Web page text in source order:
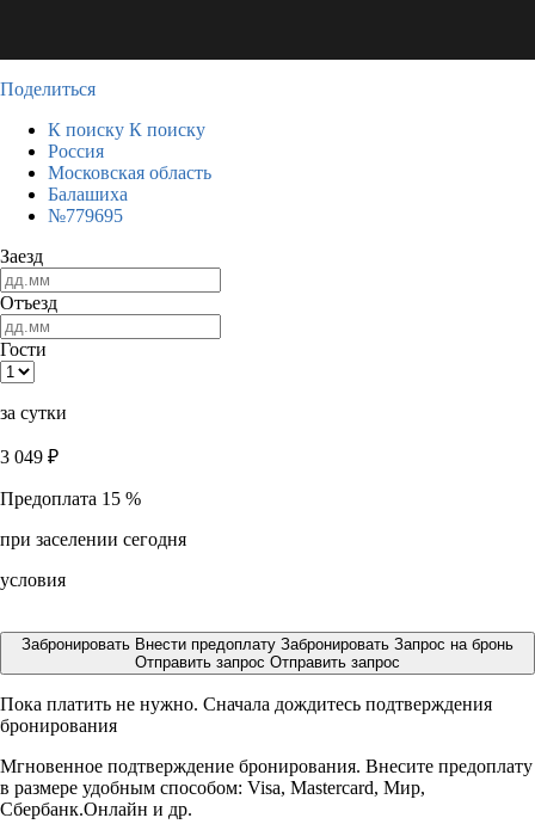
Поделиться
К поиску К поиску
Россия
Московская область
Балашиха
№779695
Заезд
Отъезд
Гости
за сутки
3 049 ₽
Предоплата 15 %
при заселении сегодня
условия
Забронировать Внести предоплату Забронировать Запрос на бронь
Отправить запрос Отправить запрос
Пока платить не нужно. Сначала дождитесь подтверждения
бронирования
Мгновенное подтверждение бронирования. Внесите предоплату
в размере удобным способом: Visa, Mastercard, Мир,
Сбербанк.Онлайн и др.